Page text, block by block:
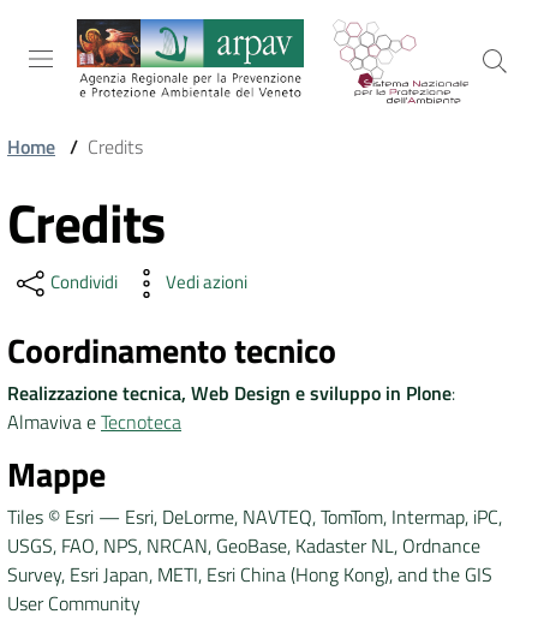
Salta al contenuto
Salta alla navigazione
Salta al footer
TEMI
TERRITORIO
SERVIZI
DATI
AMBIENTALI
Home / Credits
Vai al contenuto
Credits
Condividi Vedi azioni
Coordinamento tecnico
Realizzazione tecnica, Web Design e sviluppo in Plone:
Almaviva eTecnoteca
Mappe
Tiles © Esri — Esri, DeLorme, NAVTEQ, TomTom, Intermap, iPC,
USGS, FAO, NPS, NRCAN, GeoBase, Kadaster NL, Ordnance
Survey, Esri Japan, METI, Esri China (Hong Kong), and the GIS
User Community